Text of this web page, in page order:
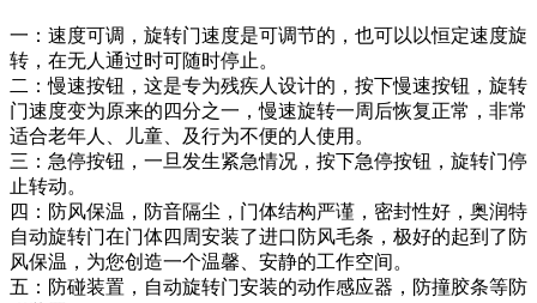
一：速度可调，旋转门速度是可调节的，也可以以恒定速度旋
转，在无人通过时可随时停止。
二：慢速按钮，这是专为残疾人设计的，按下慢速按钮，旋转
门速度变为原来的四分之一，慢速旋转一周后恢复正常，非常
适合老年人、儿童、及行为不便的人使用。
三：急停按钮，一旦发生紧急情况，按下急停按钮，旋转门停
止转动。
四：防风保温，防音隔尘，门体结构严谨，密封性好，奥润特
自动旋转门在门体四周安装了进口防风毛条，极好的起到了防
风保温，为您创造一个温馨、安静的工作空间。
五：防碰装置，自动旋转门安装的动作感应器，防撞胶条等防